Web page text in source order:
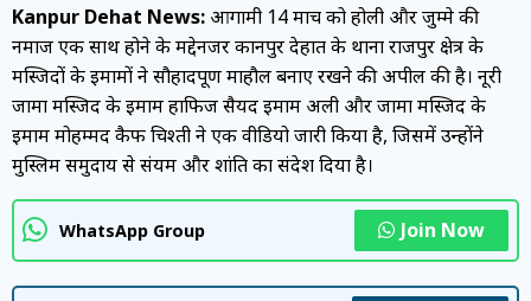
Kanpur Dehat News: आगामी 14 मार्च को होली और जुम्मे की
नमाज एक साथ होने के मद्देनजर कानपुर देहात के थाना राजपुर क्षेत्र के
मस्जिदों के इमामों ने सौहार्दपूर्ण माहौल बनाए रखने की अपील की है। नूरी
जामा मस्जिद के इमाम हाफिज सैयद इमाम अली और जामा मस्जिद के
इमाम मोहम्मद कैफ चिश्ती ने एक वीडियो जारी किया है, जिसमें उन्होंने
मुस्लिम समुदाय से संयम और शांति का संदेश दिया है।
WhatsApp Group Join Now